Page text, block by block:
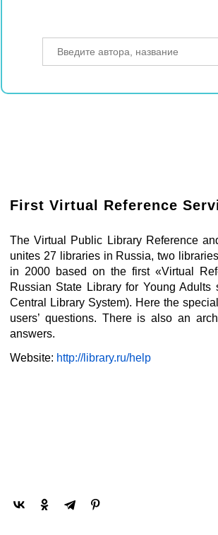
First Virtual Reference
The Virtual Public Library Reference
unites 27 libraries in Russia, two
in 2000 based on the first «Virtual
Russian State Library for Young
Central Library System). Here the
users’ questions. There is also an
answers.
Website: http://library.ru/help